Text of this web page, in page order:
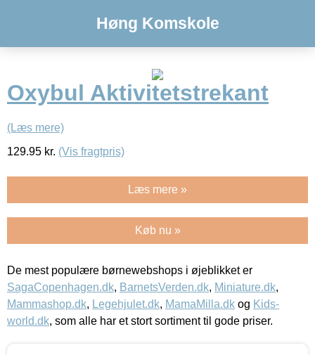
Høng Komskole
Oxybul Aktivitetstrekant
(Læs mere)
129.95 kr. (Vis fragtpris)
Læs mere »
Køb nu »
De mest populære børnewebshops i øjeblikket er
SagaCopenhagen.dk, BarnetsVerden.dk, Miniature.dk,
Mammashop.dk, Legehjulet.dk, MamaMilla.dk og Kids-
world.dk, som alle har et stort sortiment til gode priser.